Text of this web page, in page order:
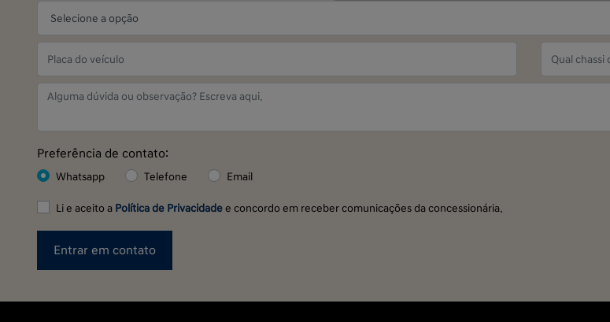
Preferência de contato:
Whatsapp Telefone Email
Li e aceito a Política de Privacidadee concordo em receber comunicações da concessionária.
Entrar em contato